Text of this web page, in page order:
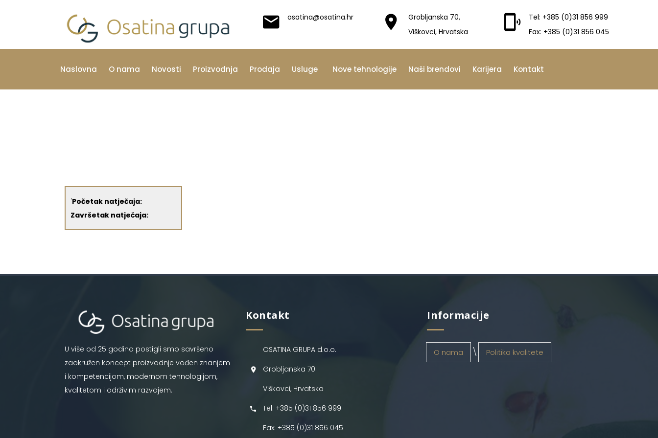
osatina@osatina.hr
Grobljanska 70,
Viškovci, Hrvatska
Tel: +385 (0)31 856 999
Fax: +385 (0)31 856 045
Naslovna O nama Novosti Proizvodnja Prodaja Usluge Nove tehnologije Naši brendovi Karijera Kontakt
'Početak natječaja:
Završetak natječaja:
U više od 25 godina postigli smo savršeno
zaokružen koncept proizvodnje vođen znanjem
i kompetencijom, modernom tehnologijom,
kvalitetom i održivim razvojem.
Kontakt
OSATINA GRUPA d.o.o.
Grobljanska 70
Viškovci, Hrvatska
Tel: +385 (0)31 856 999
Fax: +385 (0)31 856 045
Informacije
O nama Politika kvalitete